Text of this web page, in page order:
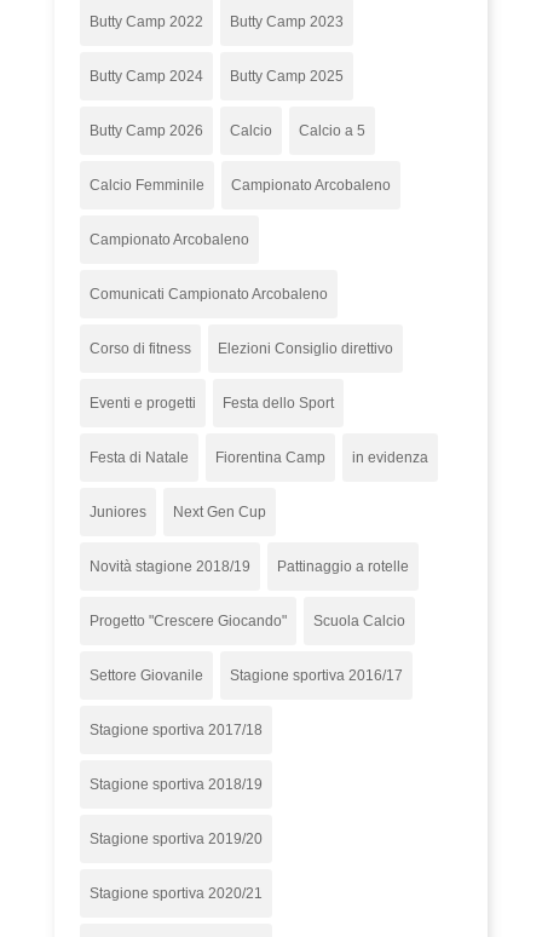
Butty Camp 2022 Butty Camp 2023
Butty Camp 2024 Butty Camp 2025
Butty Camp 2026 Calcio Calcio a 5
Calcio Femminile Campionato Arcobaleno
Campionato Arcobaleno
Comunicati Campionato Arcobaleno
Corso di fitness Elezioni Consiglio direttivo
Eventi e progetti Festa dello Sport
Festa di Natale Fiorentina Camp in evidenza
Juniores Next Gen Cup
Novità stagione 2018/19 Pattinaggio a rotelle
Progetto "Crescere Giocando" Scuola Calcio
Settore Giovanile Stagione sportiva 2016/17
Stagione sportiva 2017/18
Stagione sportiva 2018/19
Stagione sportiva 2019/20
Stagione sportiva 2020/21